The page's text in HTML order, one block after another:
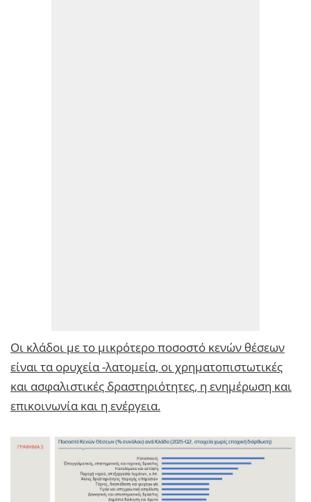
Oι κλάδοι με το μικρότερο ποσοστό κενών θέσεων
είναι τα ορυχεία -λατομεία, οι χρηματοπιστωτικές
και ασφαλιστικές δραστηριότητες, η ενημέρωση και
επικοινωνία και η ενέργεια.